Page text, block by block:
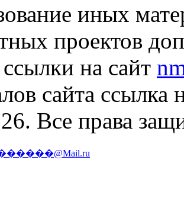
иных
проектов
на сайт
сайта ссылка
Все права